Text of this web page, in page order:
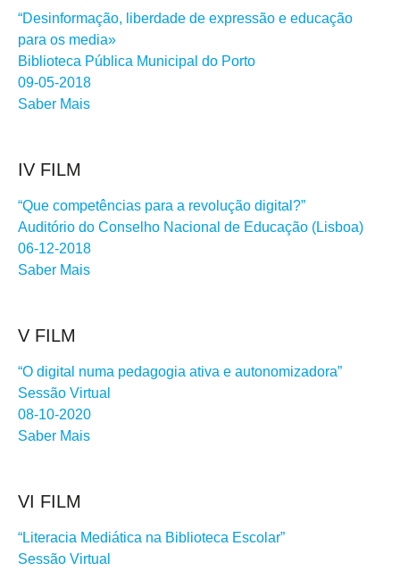
“Desinformação, liberdade de expressão e educação
para os media»
Biblioteca Pública Municipal do Porto
09-05-2018
Saber Mais
IV FILM
“Que competências para a revolução digital?”
Auditório do Conselho Nacional de Educação (Lisboa)
06-12-2018
Saber Mais
V FILM
“O digital numa pedagogia ativa e autonomizadora”
Sessão Virtual
08-10-2020
Saber Mais
VI FILM
“Literacia Mediática na Biblioteca Escolar”
Sessão Virtual